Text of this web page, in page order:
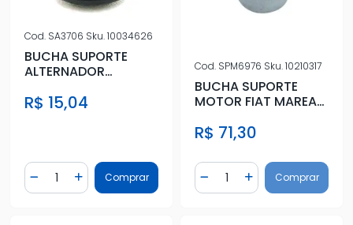
Cod. SA3706 Sku.10034626
BUCHA SUPORTE
ALTERNADOR
R$ 15,04
Diminuir Quantidade
Quantidade
Adicionar Quantidade
Comprar
Cod. SPM6976 Sku.10210317
BUCHA SUPORTE
MOTOR FIAT MAREA
R$ 71,30
Diminuir Quantidade
Quantidade
AdicionarComprar